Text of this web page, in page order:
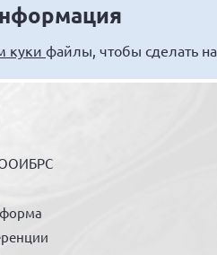
куки файлы, чтобы сделать